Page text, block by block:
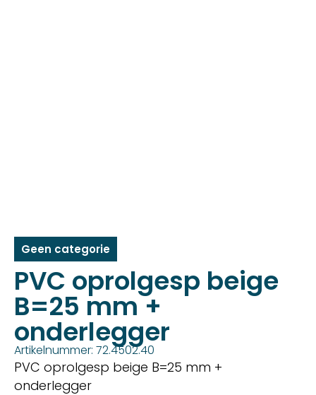
Geen categorie
PVC oprolgesp beige
B=25 mm +
onderlegger
Artikelnummer: 72.4502.40
PVC oprolgesp beige B=25 mm +
onderlegger